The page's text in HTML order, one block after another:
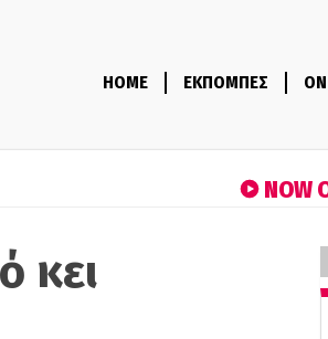
HOME ΕΚΠΟΜΠΕΣ
NOW
κει